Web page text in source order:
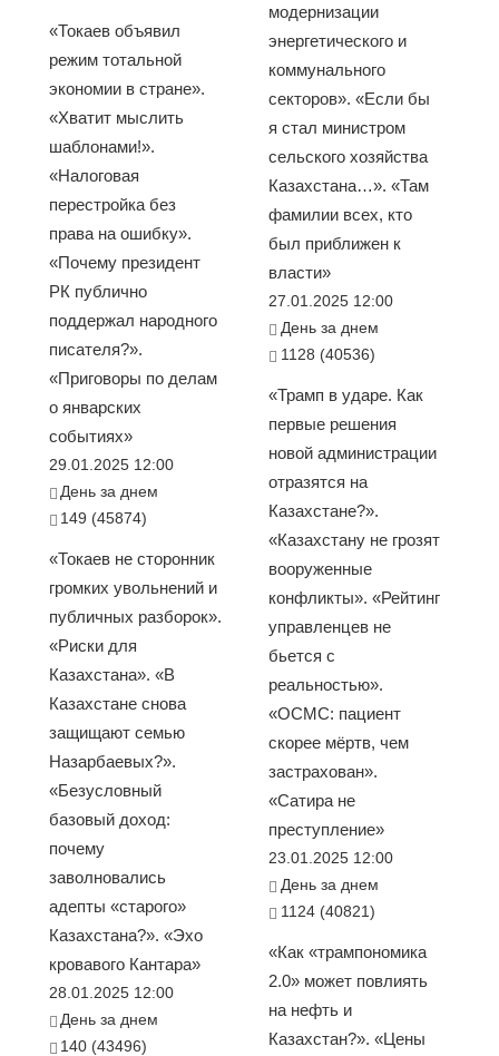
«Токаев объявил
режим тотальной
экономии в стране».
«Хватит мыслить
шаблонами!».
«Налоговая
перестройка без
права на ошибку».
«Почему президент
РК публично
поддержал народного
писателя?».
«Приговоры по делам
о январских
событиях»
29.01.2025 12:00
День за днем
149 (45874)
«Токаев не сторонник
громких увольнений и
публичных разборок».
«Риски для
Казахстана». «В
Казахстане снова
защищают семью
Назарбаевых?».
«Безусловный
базовый доход:
почему
заволновались
адепты «старого»
Казахстана?». «Эхо
кровавого Кантара»
28.01.2025 12:00
День за днем
140 (43496)
модернизации
энергетического и
коммунального
секторов». «Если бы
я стал министром
сельского хозяйства
Казахстана…». «Там
фамилии всех, кто
был приближен к
власти»
27.01.2025 12:00
День за днем
1128 (40536)
«Трамп в ударе. Как
первые решения
новой администрации
отразятся на
Казахстане?».
«Казахстану не грозят
вооруженные
конфликты». «Рейтинг
управленцев не
бьется с
реальностью».
«ОСМС: пациент
скорее мёртв, чем
застрахован».
«Сатира не
преступление»
23.01.2025 12:00
День за днем
1124 (40821)
«Как «трампономика
2.0» может повлиять
на нефть и
Казахстан?». «Цены